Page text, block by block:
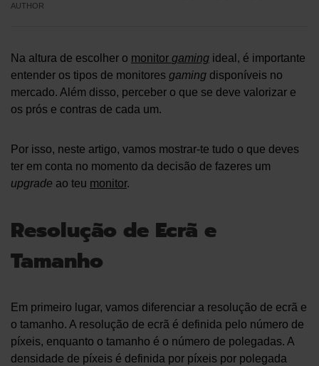
AUTHOR
Na altura de escolher o monitor gaming ideal, é importante
entender os tipos de monitores gaming disponíveis no
mercado. Além disso, perceber o que se deve valorizar e
os prós e contras de cada um.
Por isso, neste artigo, vamos mostrar-te tudo o que deves
ter em conta no momento da decisão de fazeres um
upgrade ao teu monitor.
Resolução de Ecrã e
Tamanho
Em primeiro lugar, vamos diferenciar a resolução de ecrã e
o tamanho. A resolução de ecrã é definida pelo número de
píxeis, enquanto o tamanho é o número de polegadas. A
densidade de píxeis é definida por píxeis por polegada